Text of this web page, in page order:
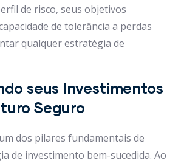
de risco, seus objetivos
de tolerância a perdas
qualquer estratégia de
seus Investimentos
Seguro
dos pilares fundamentais de
de investimento bem-sucedida. Ao